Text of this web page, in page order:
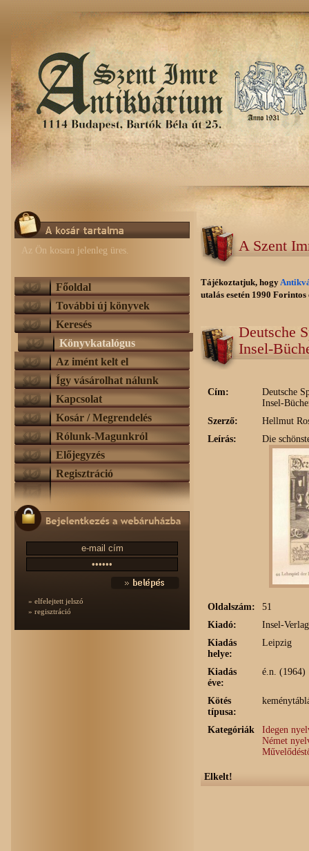
Az Ön kosara jelenleg üres.
Főoldal
További új könyvek
Keresés
Könyvkatalógus
Az imént kelt el
Így vásárolhat nálunk
Kapcsolat
Kosár / Megrendelés
Rólunk-Magunkról
Előjegyzés
Regisztráció
» elfelejtett jelszó
» regisztráció
A Szent
Tájékoztatjuk, hogy
utalás esetén 1990
Deutsche
Insel-
Cím:
Deutsche
Insel-
Szerző:
Hellmut
Leírás:
Die
Oldalszám:
51
Kiadó:
Insel-Verlag
Kiadás
helye:
Leipzig
Kiadás
éve:
é.n. (1964)
Kötés
típusa:
Kategóriák
Idegen
Német
Elkelt!